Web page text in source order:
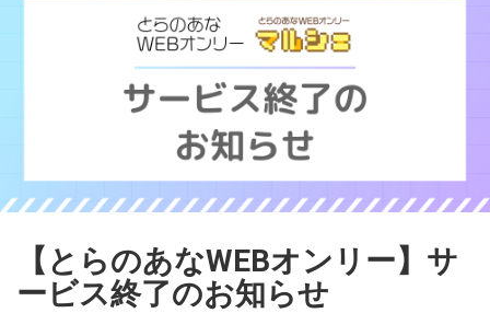
【とらのあなWEBオンリー】サ
ービス終了のお知らせ